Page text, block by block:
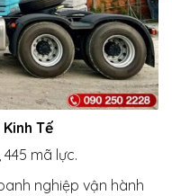
Tế
445 mã lực.
nghiệp vận hành